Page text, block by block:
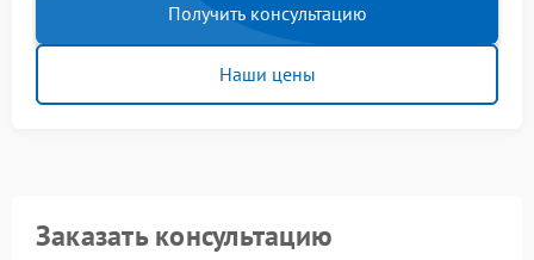
Получить консультацию
Наши цены
Заказать консультацию